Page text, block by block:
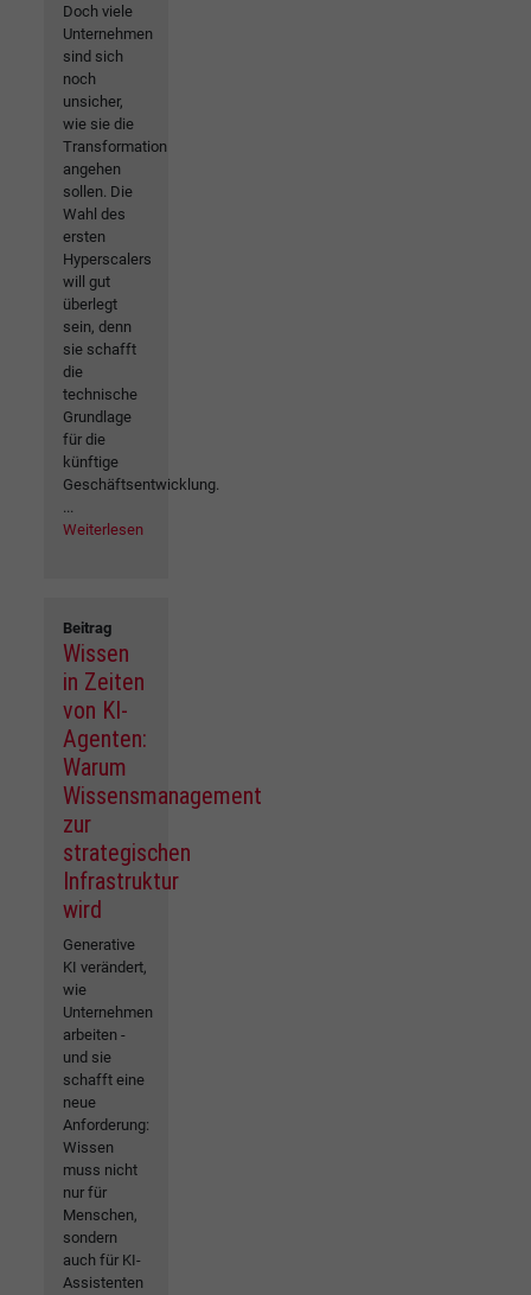
Doch viele
Unternehmen
sind sich
noch
unsicher,
wie sie die
Transformation
angehen
sollen. Die
Wahl des
ersten
Hyperscalers
will gut
überlegt
sein, denn
sie schafft
die
technische
Grundlage
für die
künftige
Geschäftsentwicklung.
...
Weiterlesen
Beitrag
Wissen
in Zeiten
von KI-
Agenten:
Warum
Wissensmanagement
zur
strategischen
Infrastruktur
wird
Generative
KI verändert,
wie
Unternehmen
arbeiten -
und sie
schafft eine
neue
Anforderung:
Wissen
muss nicht
nur für
Menschen,
sondern
auch für KI-
Assistenten